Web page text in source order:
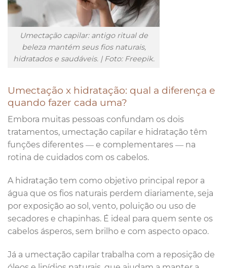
Umectação capilar: antigo ritual de
beleza mantém seus fios naturais,
hidratados e saudáveis. | Foto: Freepik.
Umectação x hidratação: qual a diferença e
quando fazer cada uma?
Embora muitas pessoas confundam os dois
tratamentos, umectação capilar e hidratação têm
funções diferentes — e complementares — na
rotina de cuidados com os cabelos.
A hidratação tem como objetivo principal repor a
água que os fios naturais perdem diariamente, seja
por exposição ao sol, vento, poluição ou uso de
secadores e chapinhas. É ideal para quem sente os
cabelos ásperos, sem brilho e com aspecto opaco.
Já a umectação capilar trabalha com a reposição de